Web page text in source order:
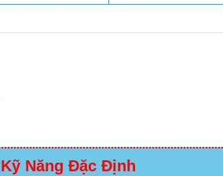
Năng Đặc Định